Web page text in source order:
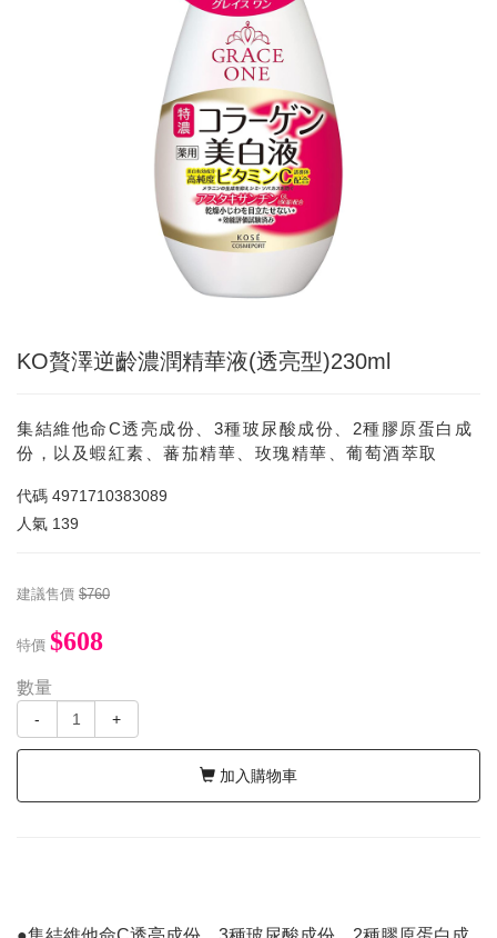
KO贅澤逆齡濃潤精華液(透亮型)230ml
集結維他命C透亮成份、3種玻尿酸成份、2種膠原蛋白成
份，以及蝦紅素、蕃茄精華、玫瑰精華、葡萄酒萃取
代碼 4971710383089
人氣 139
建議售價 $760
特價 $608
數量
- +
加入購物車